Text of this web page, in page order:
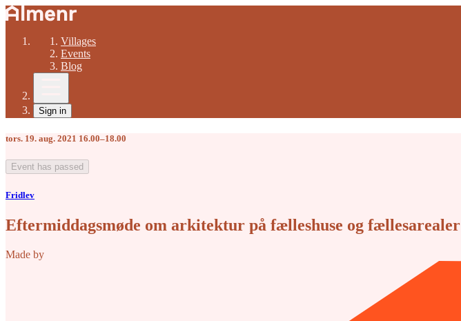
Villages
Events
Blog
Sign in
tors. 19. aug. 2021 16.00–18.00
Event has passed
Fridlev
Eftermiddagsmøde om arkitektur på fælleshuse og fællesarealer
Made by